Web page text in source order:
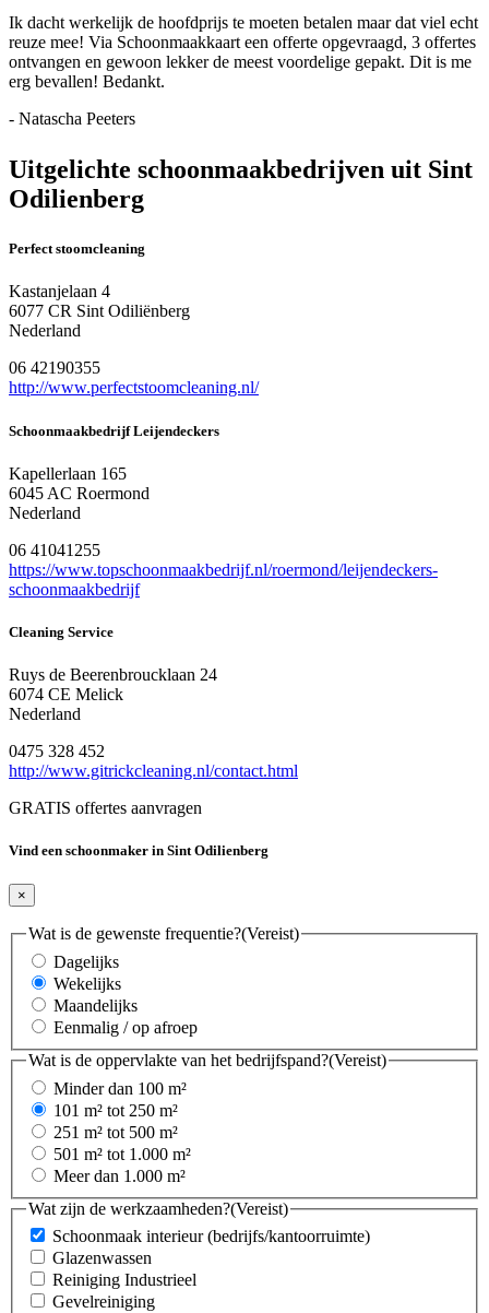
Ik dacht werkelijk de hoofdprijs te moeten betalen maar dat viel echt
reuze mee! Via Schoonmaakkaart een offerte opgevraagd, 3 offertes
ontvangen en gewoon lekker de meest voordelige gepakt. Dit is me
erg bevallen! Bedankt.
- Natascha Peeters
Uitgelichte schoonmaakbedrijven uit Sint
Odilienberg
Perfect stoomcleaning
Kastanjelaan 4
6077 CR Sint Odiliënberg
Nederland
06 42190355
http://www.perfectstoomcleaning.nl/
Schoonmaakbedrijf Leijendeckers
Kapellerlaan 165
6045 AC Roermond
Nederland
06 41041255
https://www.topschoonmaakbedrijf.nl/roermond/leijendeckers-
schoonmaakbedrijf
Cleaning Service
Ruys de Beerenbroucklaan 24
6074 CE Melick
Nederland
0475 328 452
http://www.gitrickcleaning.nl/contact.html
GRATIS offertes aanvragen
Vind een schoonmaker in Sint Odilienberg
×
Wat is de gewenste frequentie?(Vereist)
Dagelijks
Wekelijks
Maandelijks
Eenmalig / op afroep
Wat is de oppervlakte van het bedrijfspand?(Vereist)
Minder dan 100 m²
101 m² tot 250 m²
251 m² tot 500 m²
501 m² tot 1.000 m²
Meer dan 1.000 m²
Wat zijn de werkzaamheden?(Vereist)
Schoonmaak interieur (bedrijfs/kantoorruimte)
Glazenwassen
Reiniging Industrieel
Gevelreiniging